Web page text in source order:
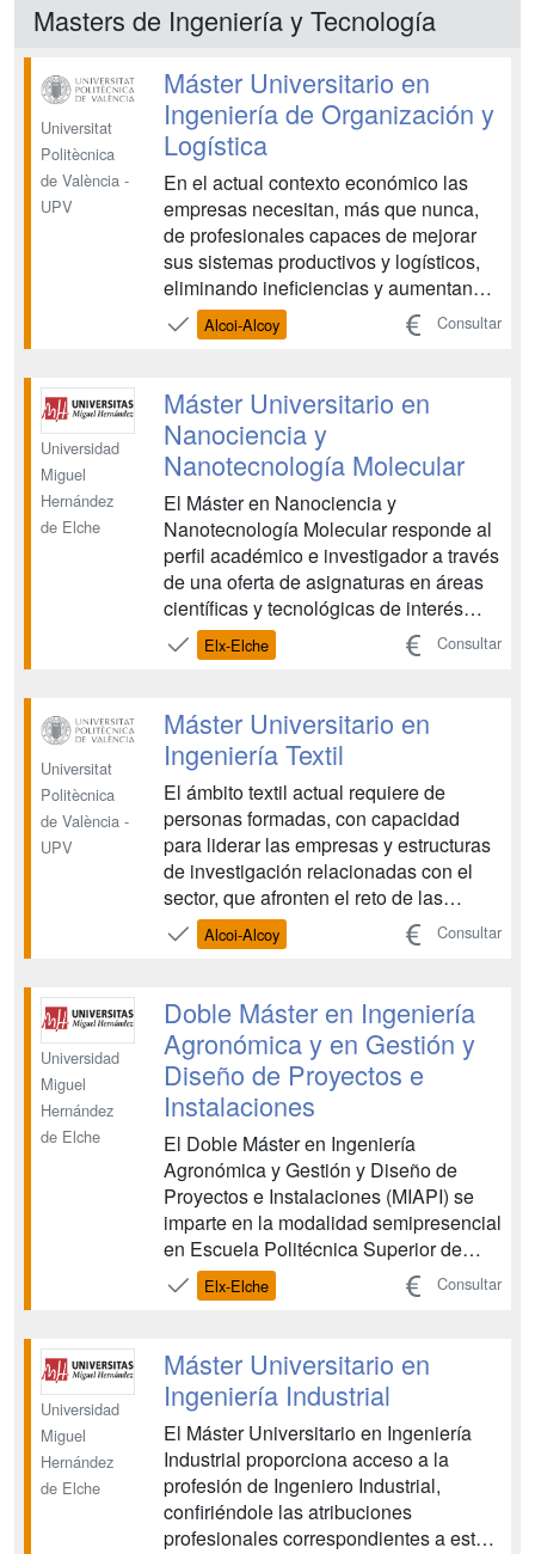
tanto técnicas como económ...
Masters de Ingeniería y Tecnología
Universitat
Politècnica
de València -
UPV
Máster Universitario en
Ingeniería de Organización y
Logística
En el actual contexto económico las
empresas necesitan, más que nunca,
de profesionales capaces de mejorar
sus sistemas productivos y logísticos,
eliminando ineficiencias y aumentando
la productividad y la competitividad. La
Ingeniería en Organización y Logística
de otras titulaciones porque
proporciona habil...
Alcoi-Alcoy Consultar
Universidad
Miguel
Hernández
de Elche
Máster Universitario en
Nanociencia y
Nanotecnología Molecular
El Máster en Nanociencia y
Nanotecnología Molecular responde al
perfil académico e investigador a través
de una oferta de asignaturas en áreas
científicas y tecnológicas de interés
actual como son la Electrónica
Molecular, el Nanomagnetismo y la
Supramolecular, la Física de
Superficies, o la Ciencia de los
Materia...
Elx-Elche Consultar
Universitat
Politècnica
de València -
UPV
Máster Universitario en
Ingeniería Textil
El ámbito textil actual requiere de
personas formadas, con capacidad
para liderar las empresas y estructuras
de investigación relacionadas con el
sector, que afronten el reto de las
nuevas competencias, y que ayuden a
potenciar el desarrollo de nuevos
renovado mercado textil. En el
desarrollo del máster colab...
Alcoi-Alcoy Consultar
Universidad
Miguel
Hernández
de Elche
Doble Máster en Ingeniería
Agronómica y en Gestión y
Diseño de Proyectos e
Instalaciones
El Doble Máster en Ingeniería
Agronómica y Gestión y Diseño de
Proyectos e Instalaciones (MIAPI) se
imparte en la modalidad semipresencial
en Escuela Politécnica Superior de
Orihuela (EPSO). El objetivo del Doble
Máster en MIAPI es formar
desenvolverse de manera eficiente en
el ámbito de la Ingeniería Agronómic...
Elx-Elche Consultar
Universidad
Miguel
Hernández
de Elche
Máster Universitario en
Ingeniería Industrial
El Máster Universitario en Ingeniería
Industrial proporciona acceso a la
profesión de Ingeniero Industrial,
confiriéndole las atribuciones
profesionales correspondientes a esta